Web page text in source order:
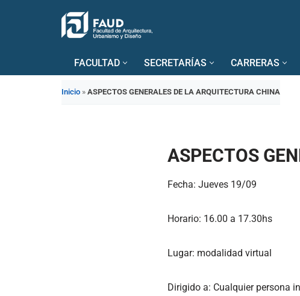
FACULTAD SECRETARÍAS CARRERAS
Inicio » ASPECTOS GENERALES DE LA ARQUITECTURA CHINA
ASPECTOS
Fecha: Jueves 19/09
Horario: 16.00 a 17.30hs
Lugar: modalidad virtual
Dirigido a: Cualquier persona